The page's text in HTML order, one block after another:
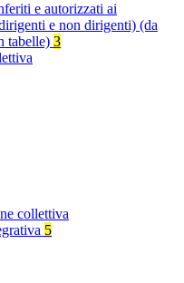
e autorizzati ai
e non dirigenti) (da
tabelle) 3
collettiva
5